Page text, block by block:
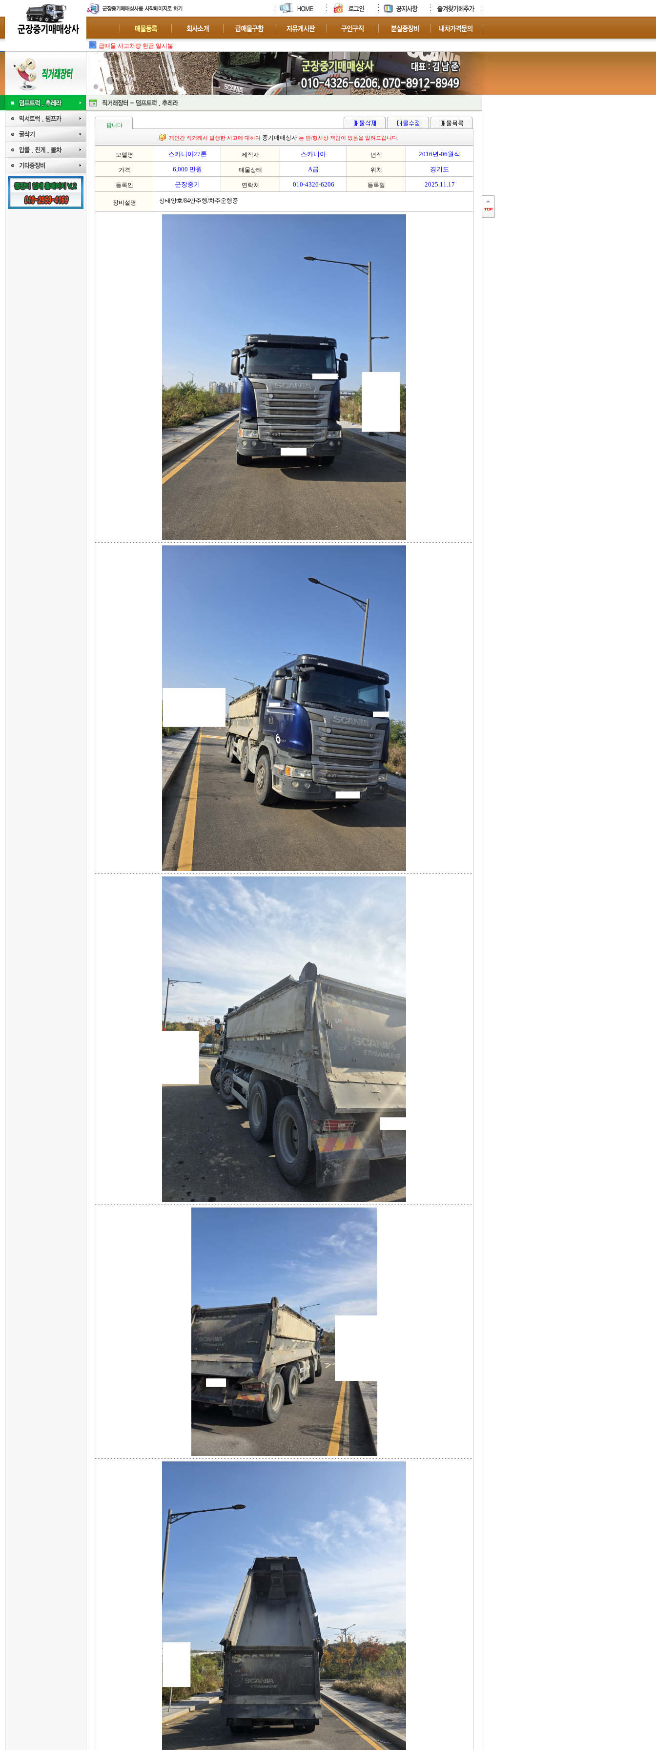
급매물 사고차량 현금 일시불 매입 : 폐차-수출차량 문의 환영
팝니다
개인간 직거래시 발생한 사고에 대하여 중기매매상사 는 민/형사상 책임이 없음을 알려드립니다.
모델명 스카니아27톤 제작사 스카니아 년식 2016년-06월식
가격 6,000 만원 매물상태 A급 위치 경기도
등록인 군장중기 연락처 010-4326-6206 등록일 2025.11.17
장비설명 상태양호/84만주행/차주운행중